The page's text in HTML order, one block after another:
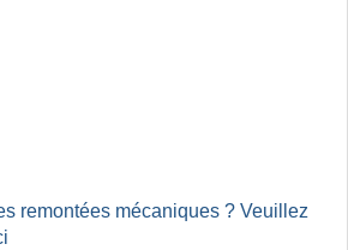
remontées mécaniques ? Veuillez